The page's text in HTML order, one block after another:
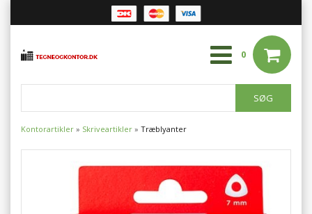
0
Kontorartikler » Skriveartikler » Træblyanter